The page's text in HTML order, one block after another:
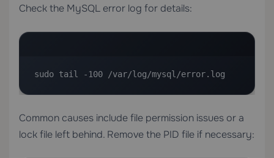
Check the MySQL error log for details:
sudo tail -100 /var/log/mysql/error.log
Common causes include file permission issues or a
lock file left behind. Remove the PID file if necessary: